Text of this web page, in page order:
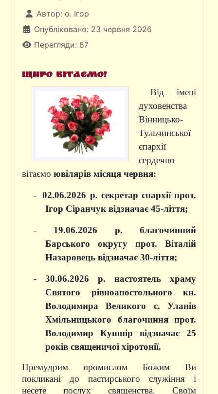
Автор: о. Ігор
Опубліковано: 23 червня 2026
Перегляди: 87
Щиро вітаємо!
Від імені
духовенства
Вінницько-
Тульчинської
єпархії
сердечно
вітаємо ювілярів місяця червня:
- 02.06.2026 р. секретар єпархії прот.
Ігор Сіранчук відзначає 45-ліття;
- 19.06.2026 р. благочинний
Барського округу прот. Віталій
Назаровець відзначає 30-ліття;
- 30.06.2026 р. настоятель храму
Святого рівноапостольного кн.
Володимира Великого с. Уланів
Хмільницького благочиння прот.
Володимир Кушнір відзначає 25
років священичої хіротонії.
Премудрим промислом Божим Ви
покликані до пастирського служіння і
несете послух священства. Своїм